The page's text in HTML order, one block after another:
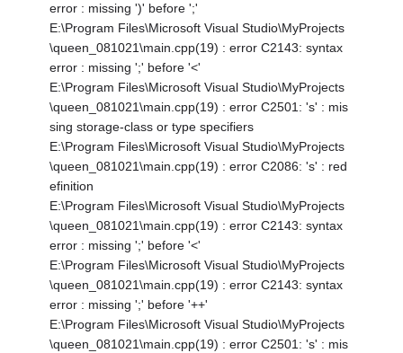
error : missing ')' before ';'
E:\Program Files\Microsoft Visual Studio\MyProjects
\queen_081021\main.cpp(19) : error C2143: syntax
error : missing ';' before '<'
E:\Program Files\Microsoft Visual Studio\MyProjects
\queen_081021\main.cpp(19) : error C2501: 's' : mis
sing storage-class or type specifiers
E:\Program Files\Microsoft Visual Studio\MyProjects
\queen_081021\main.cpp(19) : error C2086: 's' : red
efinition
E:\Program Files\Microsoft Visual Studio\MyProjects
\queen_081021\main.cpp(19) : error C2143: syntax
error : missing ';' before '<'
E:\Program Files\Microsoft Visual Studio\MyProjects
\queen_081021\main.cpp(19) : error C2143: syntax
error : missing ';' before '++'
E:\Program Files\Microsoft Visual Studio\MyProjects
\queen_081021\main.cpp(19) : error C2501: 's' : mis